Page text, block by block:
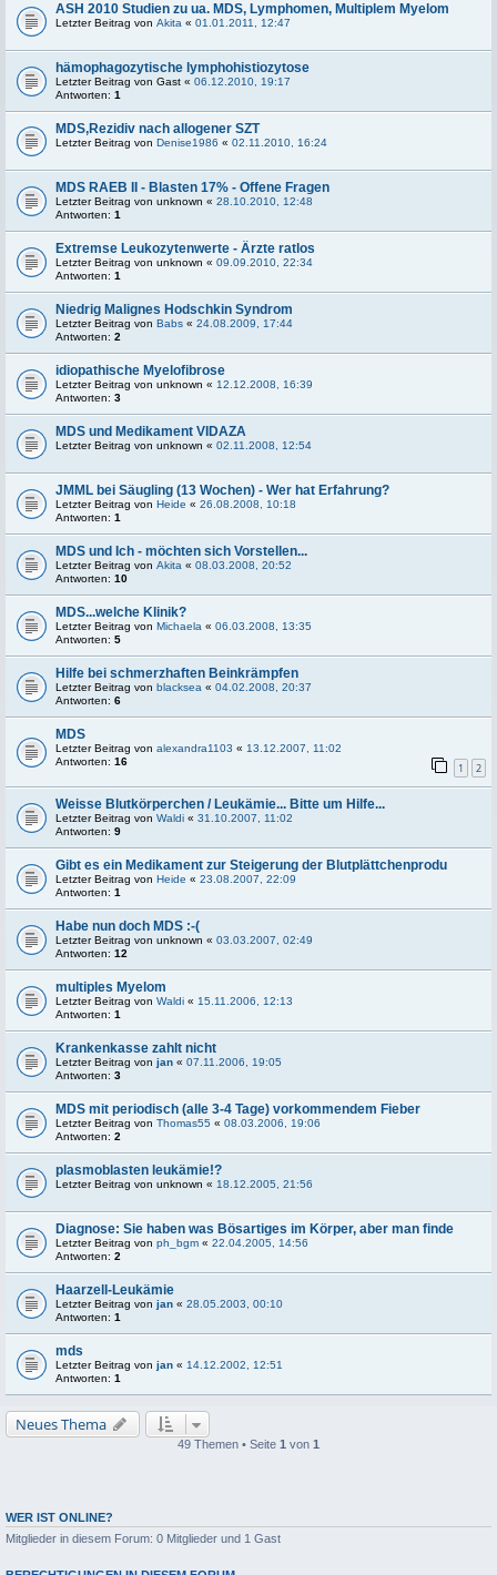
ASH 2010 Studien zu ua. MDS, Lymphomen, Multiplem Myelom
Letzter Beitrag von Akita « 01.01.2011, 12:47
hämophagozytische lymphohistiozytose
Letzter Beitrag von Gast « 06.12.2010, 19:17
Antworten: 1
MDS,Rezidiv nach allogener SZT
Letzter Beitrag von Denise1986 « 02.11.2010, 16:24
MDS RAEB II - Blasten 17% - Offene Fragen
Letzter Beitrag von unknown « 28.10.2010, 12:48
Antworten: 1
Extremse Leukozytenwerte - Ärzte ratlos
Letzter Beitrag von unknown « 09.09.2010, 22:34
Antworten: 1
Niedrig Malignes Hodschkin Syndrom
Letzter Beitrag von Babs « 24.08.2009, 17:44
Antworten: 2
idiopathische Myelofibrose
Letzter Beitrag von unknown « 12.12.2008, 16:39
Antworten: 3
MDS und Medikament VIDAZA
Letzter Beitrag von unknown « 02.11.2008, 12:54
JMML bei Säugling (13 Wochen) - Wer hat Erfahrung?
Letzter Beitrag von Heide « 26.08.2008, 10:18
Antworten: 1
MDS und Ich - möchten sich Vorstellen...
Letzter Beitrag von Akita « 08.03.2008, 20:52
Antworten: 10
MDS...welche Klinik?
Letzter Beitrag von Michaela « 06.03.2008, 13:35
Antworten: 5
Hilfe bei schmerzhaften Beinkrämpfen
Letzter Beitrag von blacksea « 04.02.2008, 20:37
Antworten: 6
MDS
Letzter Beitrag von alexandra1103 « 13.12.2007, 11:02
Antworten: 16 1 2
Weisse Blutkörperchen / Leukämie... Bitte um Hilfe...
Letzter Beitrag von Waldi « 31.10.2007, 11:02
Antworten: 9
Gibt es ein Medikament zur Steigerung der Blutplättchenprodu
Letzter Beitrag von Heide « 23.08.2007, 22:09
Antworten: 1
Habe nun doch MDS :-(
Letzter Beitrag von unknown « 03.03.2007, 02:49
Antworten: 12
multiples Myelom
Letzter Beitrag von Waldi « 15.11.2006, 12:13
Antworten: 1
Krankenkasse zahlt nicht
Letzter Beitrag von jan « 07.11.2006, 19:05
Antworten: 3
MDS mit periodisch (alle 3-4 Tage) vorkommendem Fieber
Letzter Beitrag von Thomas55 « 08.03.2006, 19:06
Antworten: 2
plasmoblasten leukämie!?
Letzter Beitrag von unknown « 18.12.2005, 21:56
Diagnose: Sie haben was Bösartiges im Körper, aber man finde
Letzter Beitrag von ph_bgm « 22.04.2005, 14:56
Antworten: 2
Haarzell-Leukämie
Letzter Beitrag von jan « 28.05.2003, 00:10
Antworten: 1
mds
Letzter Beitrag von jan « 14.12.2002, 12:51
Antworten: 1
Neues Thema
49 Themen • Seite 1 von 1
WER IST ONLINE?
Mitglieder in diesem Forum: 0 Mitglieder und 1 Gast